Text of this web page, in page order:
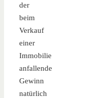
der
beim
Verkauf
einer
Immobilie
anfallende
Gewinn
natürlich